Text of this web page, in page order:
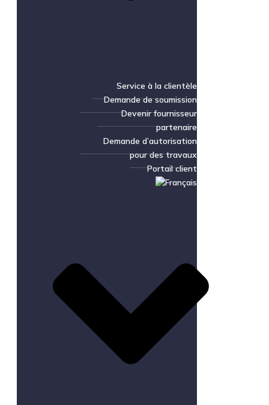
Service à la clientèle
Demande de soumission
Devenir fournisseur
partenaire
Demande d’autorisation
pour des travaux
Portail client